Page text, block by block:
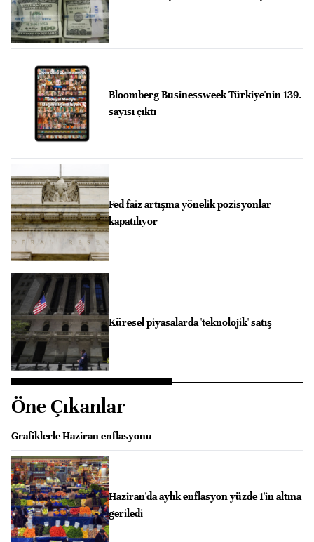
Bloomberg Businessweek Türkiye'nin 139.
sayısı çıktı
Fed faiz artışına yönelik pozisyonlar
kapatılıyor
Küresel piyasalarda 'teknolojik' satış
Öne Çıkanlar
Grafiklerle Haziran enflasyonu
Haziran'da aylık enflasyon yüzde 1'in altına
geriledi